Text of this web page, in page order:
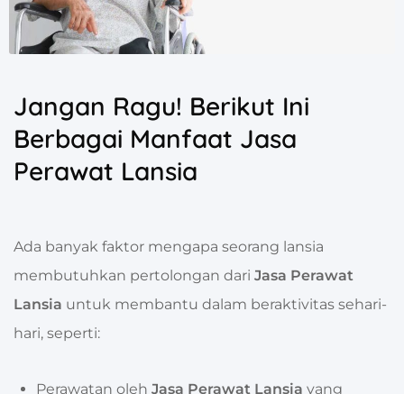
Jangan Ragu! Berikut Ini
Berbagai Manfaat Jasa
Perawat Lansia
Ada banyak faktor mengapa seorang lansia
membutuhkan pertolongan dari Jasa Perawat
Lansia untuk membantu dalam beraktivitas sehari-
hari, seperti:
Perawatan oleh Jasa Perawat Lansia yang